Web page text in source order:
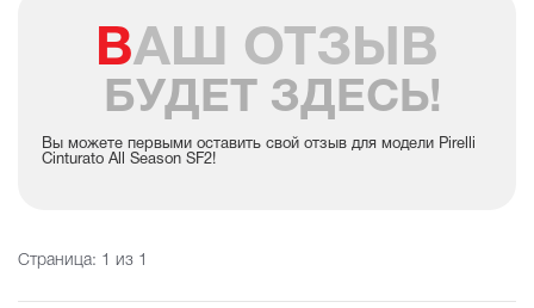
ВАШ ОТЗЫВ
БУДЕТ ЗДЕСЬ!
Вы можете первыми оставить свой отзыв для модели Pirelli
Cinturato All Season SF2!
Страница: 1 из 1